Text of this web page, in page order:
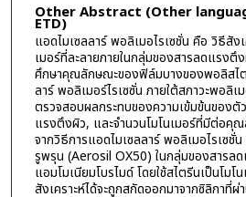
Other Abstract (Other
ETD)
แอดไมเซลลาร์ พอลิเมอไรเซชั่น คือ วิธีสัง
เมอร์ที่ละลายภายในกลุ่มของสารลดแรง
ศึกษาคุณลักษณะของฟิล์มบางของพอลิสไต
ลาร์ พอลิเมอร์ไรเซซั่น ภายใต้สภาวะพอลิเ
ตรวจสอบผลกระทบของความเข้มข้นของตั
แรงตึงผิว, และจำนวนโมโนเมอร์ที่มีต่อคุ
จากวิธีการแอดไมเซลลาร์ พอลิเมอไรเซชั่
รูพรุน (Aerosil OX50) ในกลุ่มของสารล
แอมโมเนียมโบรไมด์ โดยใช้สไตรีนเป็นโม
สังเคราะห์ได้จะถูกสกัดออกมาจากซิลิกาที่ผ่